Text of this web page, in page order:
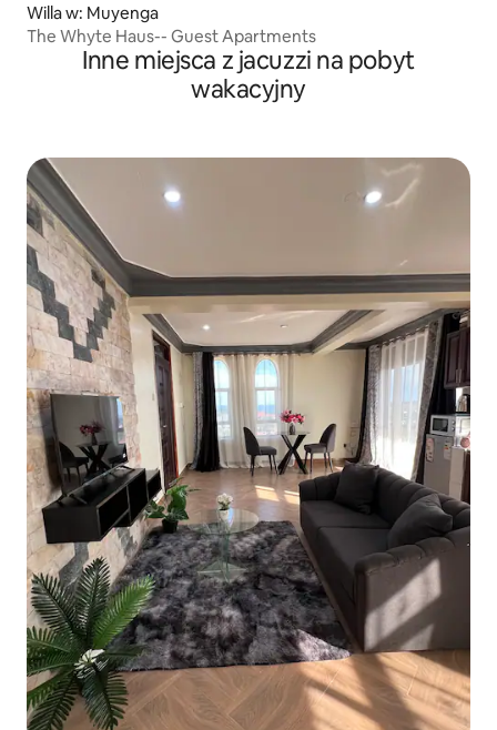
Willa w: Muyenga
The Whyte Haus-- Guest Apartments
Inne miejsca z jacuzzi na pobyt
wakacyjny